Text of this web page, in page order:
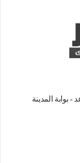
بوابة المدينة